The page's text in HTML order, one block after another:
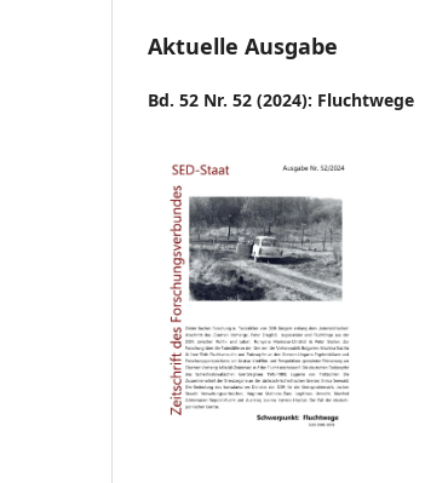
Aktuelle Ausgabe
Bd. 52 Nr. 52 (2024): Fluchtwege